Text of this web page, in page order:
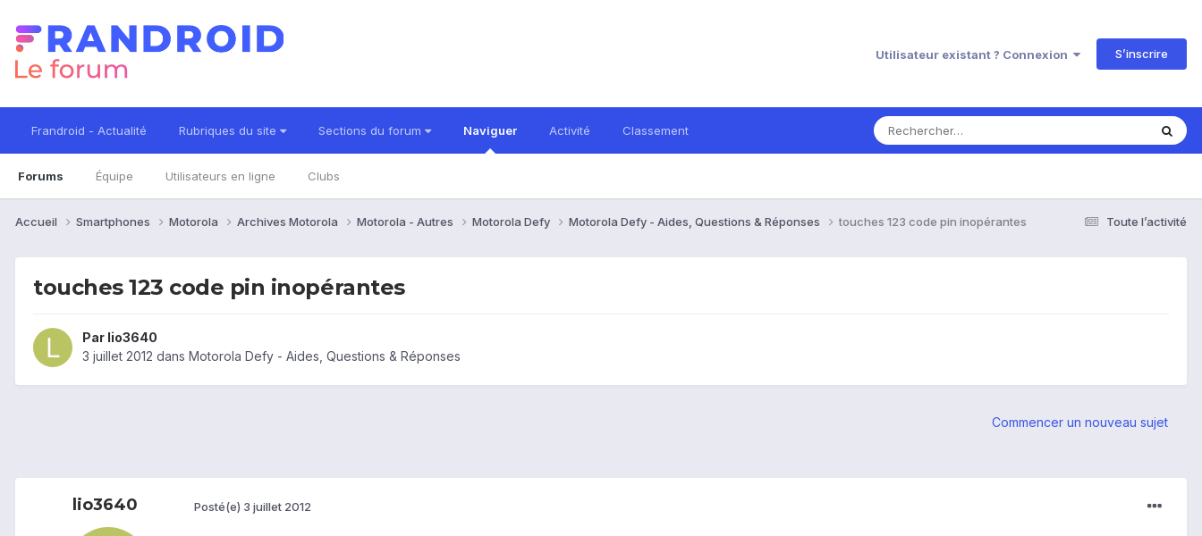
Utilisateur existant ? Connexion S’inscrire
Frandroid - Actualité Rubriques du site Sections du forum Naviguer
Forums Équipe Utilisateurs en ligne Clubs
Activité Classement
Toute l’activité
Accueil Smartphones Motorola Archives Motorola Motorola - Autres Motorola Defy Motorola Defy - Aides, Questions & Réponses touches 123 code pin inopérantes
touches 123 code pin inopérantes
Par lio3640
3 juillet 2012 dans Motorola Defy - Aides, Questions & Réponses
Commencer un nouveau sujet
lio3640 Posté(e) 3 juillet 2012